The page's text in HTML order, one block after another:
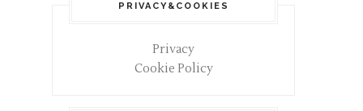
PRIVACY&COOKIES
Privacy
Cookie Policy